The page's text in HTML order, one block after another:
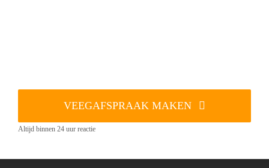
VEEGAFSPRAAK MAKEN
Altijd binnen 24 uur reactie